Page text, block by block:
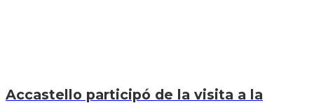
Accastello participó de la visita a la